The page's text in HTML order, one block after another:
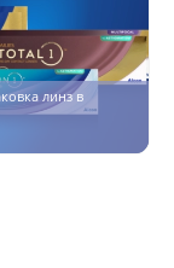
линз в